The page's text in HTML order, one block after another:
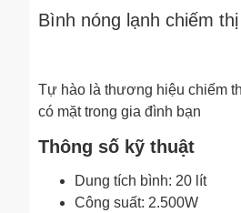
Bình nóng lạnh chiếm
Tự hào là thương hiệu chiếm
có mặt trong gia đình bạn
Thông số kỹ thuật
Dung tích bình: 20 lít
Công suất: 2.500W